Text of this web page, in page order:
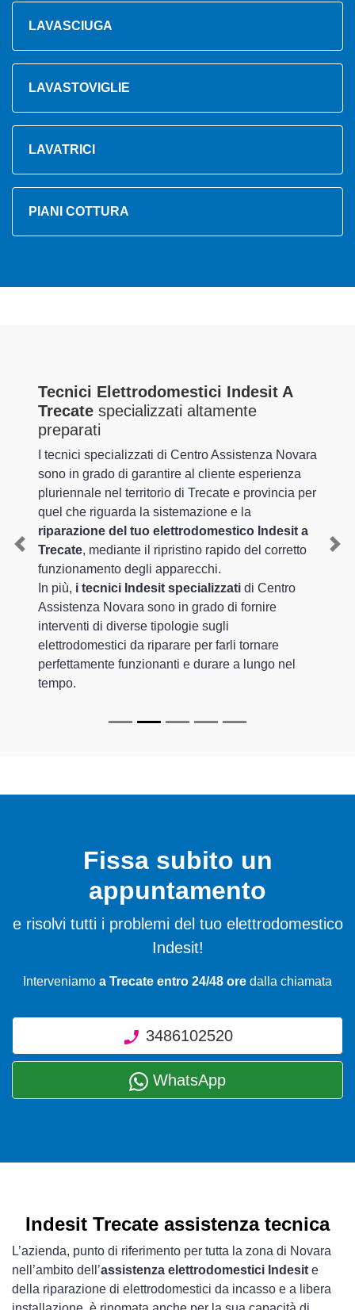
LAVASCIUGA
LAVASTOVIGLIE
LAVATRICI
PIANI COTTURA
Tecnici Elettrodomestici Indesit A
Trecate specializzati altamente
preparati
I tecnici specializzati di Centro Assistenza Novara
sono in grado di garantire al cliente esperienza
pluriennale nel territorio di Trecate e provincia per
quel che riguarda la sistemazione e la
riparazione del tuo elettrodomestico Indesit a
Trecate, mediante il ripristino rapido del corretto
funzionamento degli apparecchi.
In più, i tecnici Indesit specializzati di Centro
Assistenza Novara sono in grado di fornire
interventi di diverse tipologie sugli
elettrodomestici da riparare per farli tornare
perfettamente funzionanti e durare a lungo nel
tempo.
Previous
Fissa subito un
appuntamento
e risolvi tutti i problemi del tuo elettrodomestico
Indesit!
Interveniamo a Trecate entro 24/48 ore dalla chiamata
3486102520
WhatsApp
Indesit Trecate assistenza tecnica
L’azienda, punto di riferimento per tutta la zona di Novara
nell’ambito dell’assistenza elettrodomestici Indesit e
della riparazione di elettrodomestici da incasso e a libera